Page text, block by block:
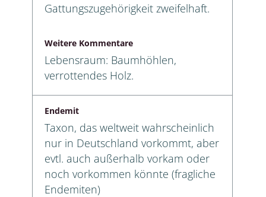
Gattungszugehörigkeit zweifelhaft.
Weitere Kommentare
Lebensraum: Baumhöhlen,
verrottendes Holz.
Endemit
Taxon, das weltweit wahrscheinlich
nur in Deutschland vorkommt, aber
evtl. auch außerhalb vorkam oder
noch vorkommen könnte (fragliche
Endemiten)